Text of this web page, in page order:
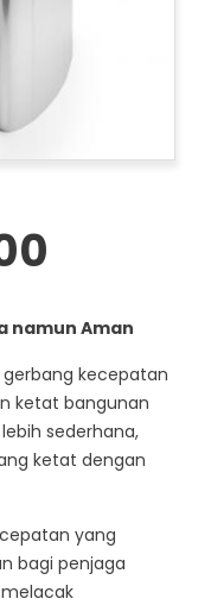
namun Aman
kecepatan
ketat bangunan
sederhana,
ketat dengan
yang
bagi penjaga